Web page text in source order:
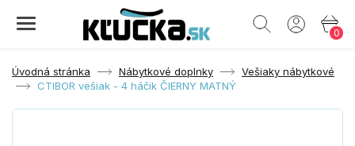
0
Úvodná stránka Nábytkové doplnky
Vešiaky nábytkové
CTIBOR vešiak - 4 háčik ČIERNY MATNÝ